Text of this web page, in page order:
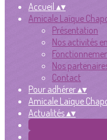
Accueil ▴▾
Amicale Laïque
Présentation
Nos activités
Nos
Contact
Pour adhérer▴▾
Amicale Laïque
Actualités▴▾